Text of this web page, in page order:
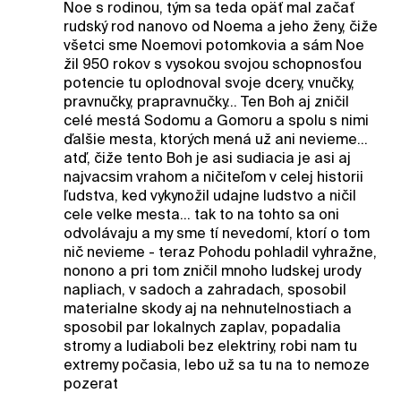
Noe s rodinou, tým sa teda opäť mal začať
rudský rod nanovo od Noema a jeho ženy, čiže
všetci sme Noemovi potomkovia a sám Noe
žil 950 rokov s vysokou svojou schopnosťou
potencie tu oplodnoval svoje dcery, vnučky,
pravnučky, prapravnučky... Ten Boh aj zničil
celé mestá Sodomu a Gomoru a spolu s nimi
ďalšie mesta, ktorých mená už ani nevieme...
atď, čiže tento Boh je asi sudiacia je asi aj
najvacsim vrahom a ničiteľom v celej historii
ľudstva, ked vykynožil udajne ludstvo a ničil
cele velke mesta... tak to na tohto sa oni
odvolávaju a my sme tí nevedomí, ktorí o tom
nič nevieme - teraz Pohodu pohladil vyhražne,
nonono a pri tom zničil mnoho ludskej urody
napliach, v sadoch a zahradach, sposobil
materialne skody aj na nehnutelnostiach a
sposobil par lokalnych zaplav, popadalia
stromy a ludiaboli bez elektriny, robi nam tu
extremy počasia, lebo už sa tu na to nemoze
pozerat